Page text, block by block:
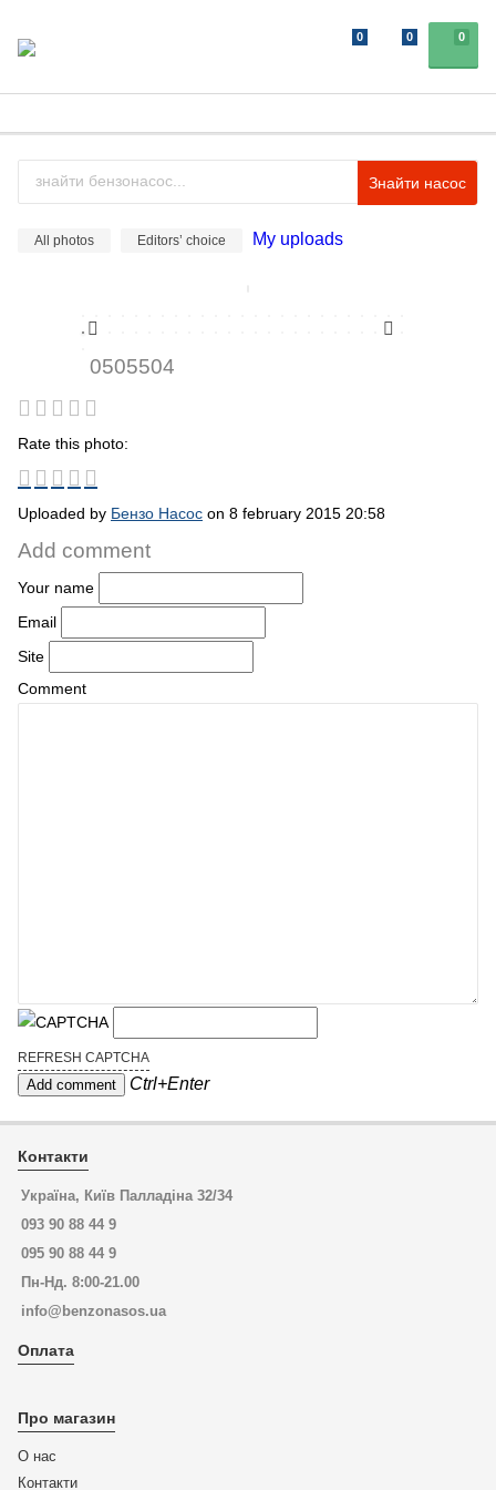
0
0 0
Знайти насос
All photos Editors’ choice My uploads
0505504
Rate this photo:
Uploaded by Бензо Насос on 8 february 2015 20:58
Add comment
Your name
Email
Site
Comment
REFRESH CAPTCHA
Ctrl+Enter
Контакти
Україна, Київ Палладіна 32/34
093 90 88 44 9
095 90 88 44 9
Пн-Нд. 8:00-21.00
info@benzonasos.ua
Оплата
Про магазин
О нас
Контакти